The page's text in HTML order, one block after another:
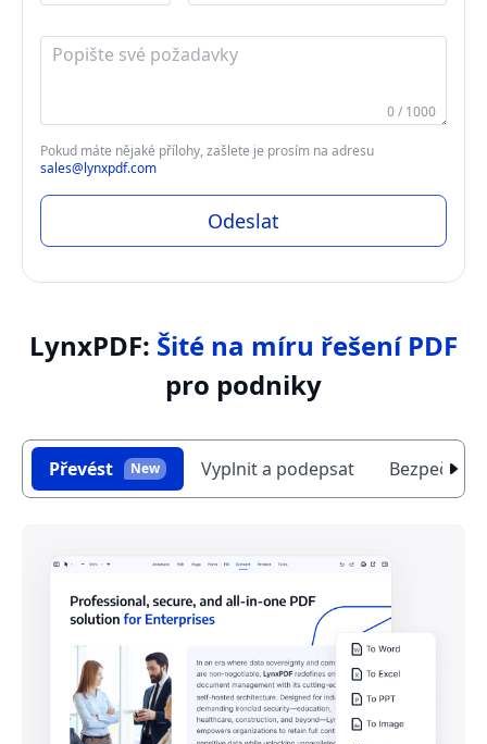
0 / 1000
Pokud máte nějaké přílohy, zašlete je prosím na adresu
sales@lynxpdf.com
Odeslat
LynxPDF: Šité na míru řešení PDF
pro podniky
Převést New Vyplnit a podepsat Bezpečnost